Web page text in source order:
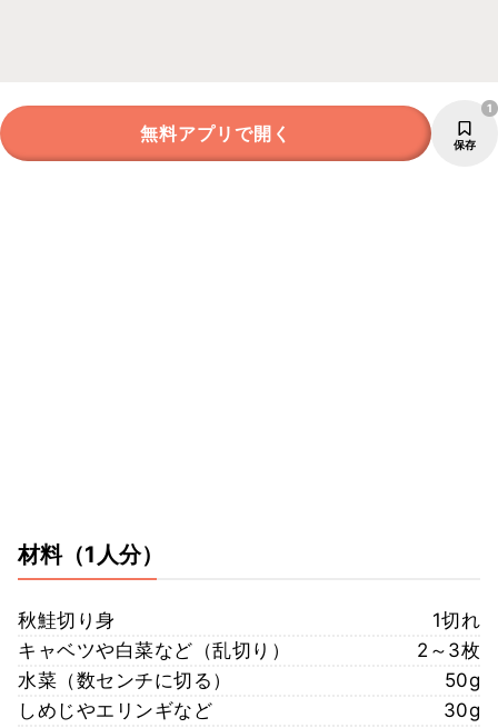
無料アプリで開く 保存
1
材料（1人分）
秋鮭切り身
1切れ
キャベツや白菜など（乱切り）
2～3枚
水菜（数センチに切る）
50g
しめじやエリンギなど
30g